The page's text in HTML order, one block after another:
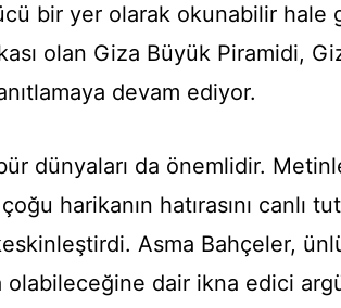
bir yer olarak okunabilir hale
olan Giza Büyük Piramidi,
devam ediyor.
dünyaları da önemlidir.
harikanın hatırasını canlı
Asma Bahçeler,
olabileceğine dair ikna edici